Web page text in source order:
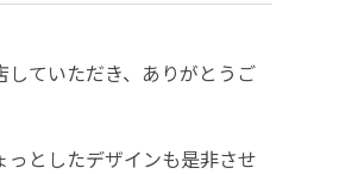
ていただき、ありがとうご
としたデザインも是非させ